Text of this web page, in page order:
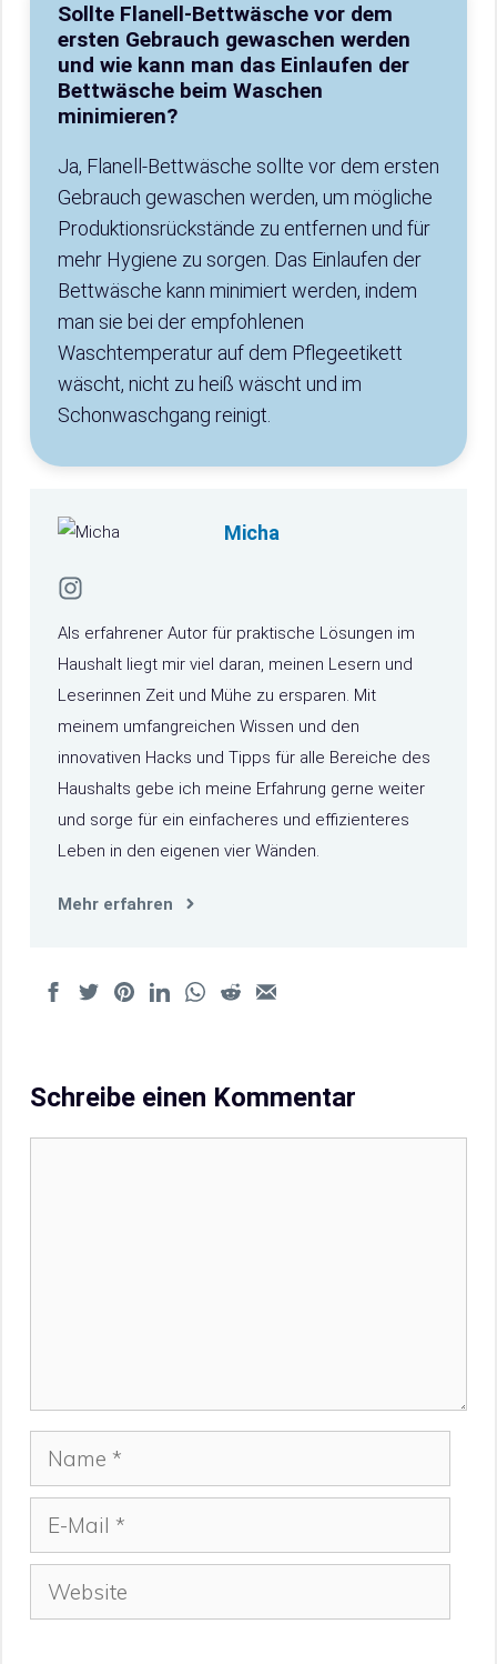
Sollte Flanell-Bettwäsche vor dem
ersten Gebrauch gewaschen werden
und wie kann man das Einlaufen der
Bettwäsche beim Waschen
minimieren?
Ja, Flanell-Bettwäsche sollte vor dem ersten
Gebrauch gewaschen werden, um mögliche
Produktionsrückstände zu entfernen und für
mehr Hygiene zu sorgen. Das Einlaufen der
Bettwäsche kann minimiert werden, indem
man sie bei der empfohlenen
Waschtemperatur auf dem Pflegeetikett
wäscht, nicht zu heiß wäscht und im
Schonwaschgang reinigt.
Micha
Als erfahrener Autor für praktische Lösungen im
Haushalt liegt mir viel daran, meinen Lesern und
Leserinnen Zeit und Mühe zu ersparen. Mit
meinem umfangreichen Wissen und den
innovativen Hacks und Tipps für alle Bereiche des
Haushalts gebe ich meine Erfahrung gerne weiter
und sorge für ein einfacheres und effizienteres
Leben in den eigenen vier Wänden.
Mehr erfahren
Schreibe einen Kommentar